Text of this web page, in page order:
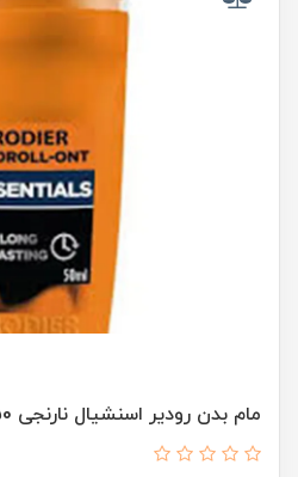
مام بدن رودیر اسنشیال نارنجی 50میل